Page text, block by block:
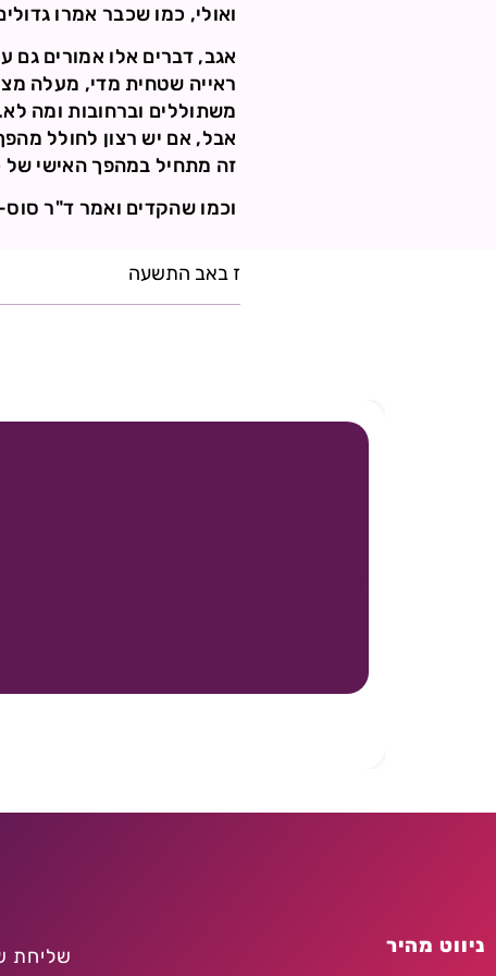
ואולי, כמו שכבר אמרו
אגב, דברים אלו אמורים
ראייה שטחית מדי, מעלה
משתוללים וברחובות ומה
אבל, אם יש רצון לחולל
זה מתחיל במהפך האישי של
וכמו שהקדים ואמר ד"ר
ז באב התשעה
ניווט מהיר שליחת